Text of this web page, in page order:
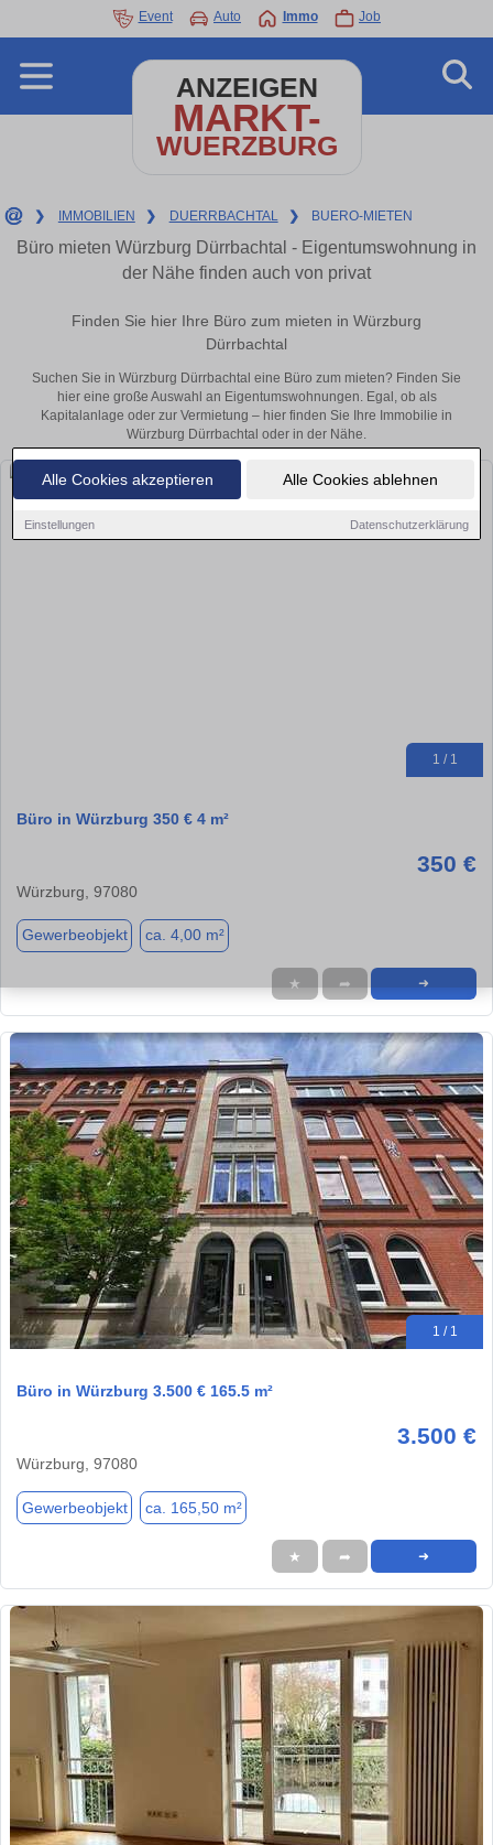
Alle Cookies akzeptieren Alle Cookies ablehnen
Einstellungen Datenschutzerklärung
Event Auto Immo Job
ANZEIGEN
MARKT-
WUERZBURG
❯ IMMOBILIEN ❯ DUERRBACHTAL ❯ BUERO-MIETEN
Büro mieten Würzburg Dürrbachtal - Eigentumswohnung in
der Nähe finden auch von privat
Finden Sie hier Ihre Büro zum mieten in Würzburg
Dürrbachtal
Suchen Sie in Würzburg Dürrbachtal eine Büro zum mieten? Finden Sie
hier eine große Auswahl an Eigentumswohnungen. Egal, ob als
Kapitalanlage oder zur Vermietung – hier finden Sie Ihre Immobilie in
Würzburg Dürrbachtal oder in der Nähe.
1 / 1
Büro in Würzburg 350 € 4 m²
350 €
Würzburg, 97080
Gewerbeobjekt ca. 4,00 m²
★ ➦ ➜
1 / 1
Büro in Würzburg 3.500 € 165.5 m²
3.500 €
Würzburg, 97080
Gewerbeobjekt ca. 165,50 m²
★ ➦ ➜